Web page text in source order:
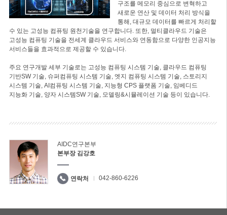
구조를 메모리 중심으로 변혁하고
새로운 연산 및 데이터 처리 방식을
통해, 대규모 데이터를 빠르게 처리할
수 있는 고성능 컴퓨팅 원천기술을 연구합니다. 또한, 멀티클라우드 기술은
고성능 컴퓨팅 기술을 전세계 클라우드 서비스와 연동함으로 다양한 인공지능
서비스들을 효과적으로 제공할 수 있습니다.
주요 연구개발 세부 기술로는 고성능 컴퓨팅 시스템 기술, 클라우드 컴퓨팅
기반SW 기술, 슈퍼컴퓨팅 시스템 기술, 엣지 컴퓨팅 시스템 기술, 스토리지
시스템 기술, AI컴퓨팅 시스템 기술, 지능형 CPS 플랫폼 기술, 임베디드
지능화 기술, 양자 시스템SW 기술, 모델링&시뮬레이션 기술 등이 있습니다.
AIDC연구본부
본부장 김강호
연락처 042-860-6226